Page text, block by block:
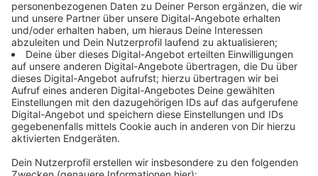
Mahnwache auf dem Ludwig-Becker-Platz im
Ortskern. Initiiert aus der Bürgerschaft heraus. Die
Hilfsbereitschaft und die Anteilnahme sind im Kreis
Coesfeld riesig. In Coesfeld hat es heute Nachmittag
eine Spendenaktion in der ehemaligen Martin-Luther-
Schule gegeben. Die Flüchtlingsinitiative sammelt
unter anderem warme Kleidung und Decken aber auch
Taschenlampen und Batterien. Die Aktion soll
zunächst bis zum Ende der Woche gehen.